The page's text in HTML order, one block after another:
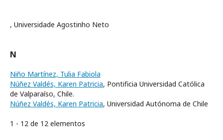
, Universidade Agostinho Neto
N
Niño Martínez, Tulia Fabiola
Núñez Valdés, Karen Patricia, Pontificia Universidad Católica
de Valparaíso, Chile.
Núñez Valdés, Karen Patricia, Universidad Autónoma de Chile
1 - 12 de 12 elementos